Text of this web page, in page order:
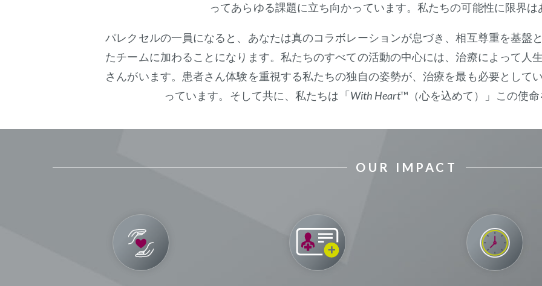
ってあらゆる課題に立ち向かっています。私たちの可能性に限界は
パレクセルの一員になると、あなたは真のコラボレーションが息づき、相互尊重を基盤
たチームに加わることになります。私たちのすべての活動の中心には、治療によって人
さんがいます。患者さん体験を重視する私たちの独自の姿勢が、治療を最も必要として
っています。そして共に、私たちは「With Heart™（心を込めて）」この使
OUR IMPACT